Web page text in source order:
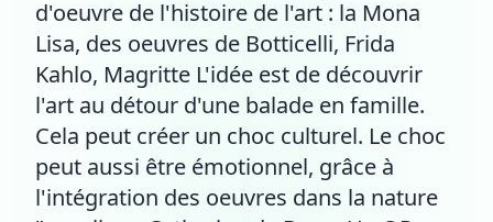
d'oeuvre de l'histoire de l'art : la Mona
Lisa, des oeuvres de Botticelli, Frida
Kahlo, Magritte L'idée est de découvrir
l'art au détour d'une balade en famille.
Cela peut créer un choc culturel. Le choc
peut aussi être émotionnel, grâce à
l'intégration des oeuvres dans la nature